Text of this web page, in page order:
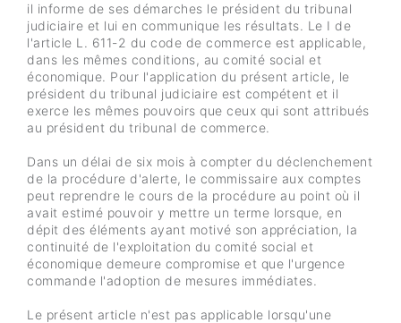
il informe de ses démarches le président du tribunal
judiciaire et lui en communique les résultats. Le I de
l'article L. 611-2 du code de commerce est applicable,
dans les mêmes conditions, au comité social et
économique. Pour l'application du présent article, le
président du tribunal judiciaire est compétent et il
exerce les mêmes pouvoirs que ceux qui sont attribués
au président du tribunal de commerce.
Dans un délai de six mois à compter du déclenchement
de la procédure d'alerte, le commissaire aux comptes
peut reprendre le cours de la procédure au point où il
avait estimé pouvoir y mettre un terme lorsque, en
dépit des éléments ayant motivé son appréciation, la
continuité de l'exploitation du comité social et
économique demeure compromise et que l'urgence
commande l'adoption de mesures immédiates.
Le présent article n'est pas applicable lorsqu'une